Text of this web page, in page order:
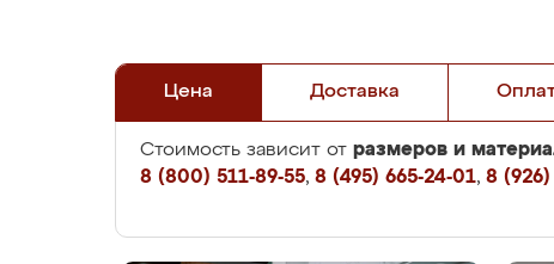
Цена Доставка
Стоимость зависит от размеров и
8 (800) 511-89-55, 8 (495) 665-24-01, 8